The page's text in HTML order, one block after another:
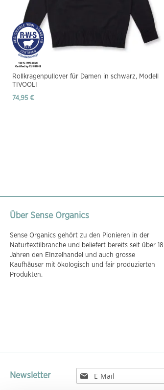
Rollkragenpullover für Damen in schwarz, Modell
TIVOOLI
74,95 €
Über Sense Organics
Sense Organics gehört zu den Pionieren in der
Naturtextilbranche und beliefert bereits seit über 18
Jahren den EInzelhandel und auch grosse
Kaufhäuser mit ökologisch und fair produzierten
Produkten.
Newsletter
Melden
Sie